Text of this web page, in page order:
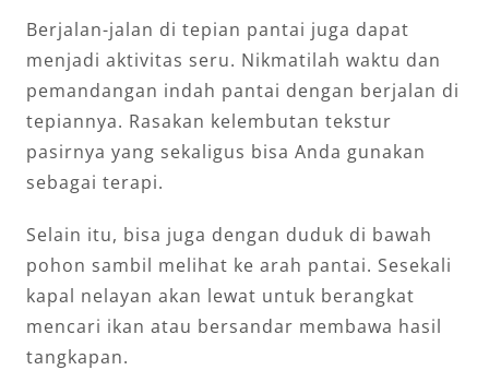
Berjalan-jalan di tepian pantai juga dapat
menjadi aktivitas seru. Nikmatilah waktu dan
pemandangan indah pantai dengan berjalan di
tepiannya. Rasakan kelembutan tekstur
pasirnya yang sekaligus bisa Anda gunakan
sebagai terapi.
Selain itu, bisa juga dengan duduk di bawah
pohon sambil melihat ke arah pantai. Sesekali
kapal nelayan akan lewat untuk berangkat
mencari ikan atau bersandar membawa hasil
tangkapan.